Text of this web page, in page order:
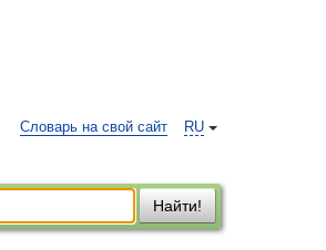
RU
Словарь на свой сайт
Найти!